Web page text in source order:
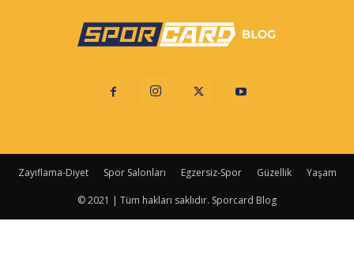
Zayıflama-Diyet Spor Salonları Egzersiz-Spor Güzellik Yaşam
© 2021 | Tüm hakları saklıdır. Sporcard Blog